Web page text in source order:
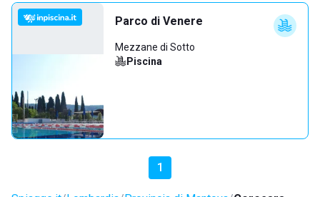
Parco di Venere
Mezzane di Sotto
Piscina
1